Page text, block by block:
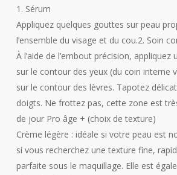
1. Sérum
Appliquez quelques gouttes sur peau
l’ensemble du visage et du cou.2. Soin
À l’aide de l’embout précision,
sur le contour des yeux (du coin interne
sur le contour des lèvres. Tapotez
doigts. Ne frottez pas, cette zone est
de jour Pro âge + (choix de texture)
Crème légère : idéale si votre peau est
si vous recherchez une texture fine,
parfaite sous le maquillage. Elle est